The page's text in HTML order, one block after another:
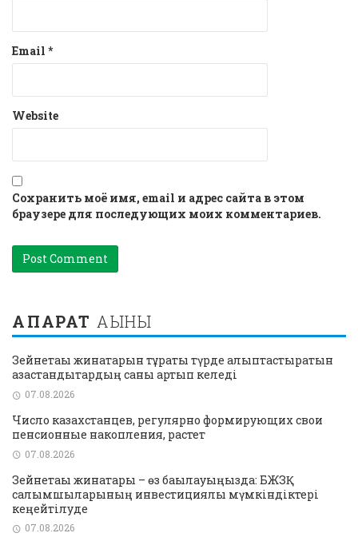
Email *
Website
Сохранить моё имя, email и адрес сайта в этом
браузере для последующих моих комментариев.
АҚПАРАТ АҒЫНЫ
Зейнетақы жинақтарын тұрақты түрде қалыптастыратын
қазақстандықтардың саны артып келеді
07.08.2026
Число казахстанцев, регулярно формирующих свои
пенсионные накопления, растет
07.08.2026
Зейнетақы жинақтары – өз бақылауыңызда: БЖЗҚ
салымшыларының инвестициялық мүмкіндіктері
кеңейтілуде
07.08.2026